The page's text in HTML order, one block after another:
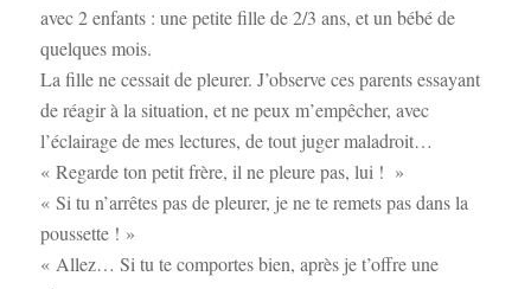
avec 2 enfants : une petite fille de 2/3 ans, et un bébé de
quelques mois.
La fille ne cessait de pleurer. J’observe ces parents essayant
de réagir à la situation, et ne peux m’empêcher, avec
l’éclairage de mes lectures, de tout juger maladroit…
« Regarde ton petit frère, il ne pleure pas, lui ! »
« Si tu n’arrêtes pas de pleurer, je ne te remets pas dans la
poussette ! »
« Allez… Si tu te comportes bien, après je t’offre une